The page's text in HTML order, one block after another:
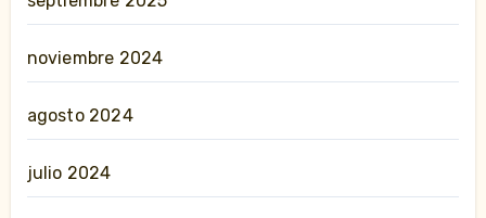
noviembre 2024
agosto 2024
julio 2024